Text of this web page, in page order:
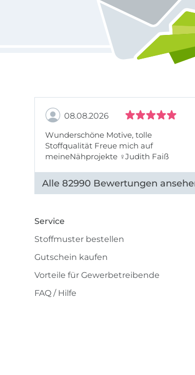
08.08.2026
Wunderschöne Motive, tolle
Stoffqualität Freue mich auf
meineNähprojekte ♀Judith Faiß
Alle 82990 Bewertungen
Service
Stoffmuster bestellen
Gutschein kaufen
Vorteile für Gewerbetreibende
FAQ / Hilfe